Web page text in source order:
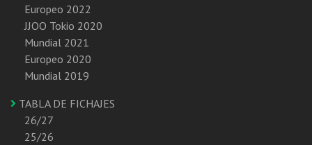
Europeo 2022
JJOO Tokio 2020
Mundial 2021
Europeo 2020
Mundial 2019
TABLA DE FICHAJES
26/27
25/26